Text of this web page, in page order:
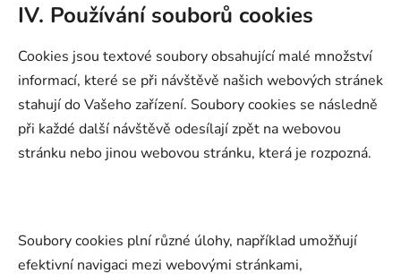
IV. Používání souborů cookies
Cookies jsou textové soubory obsahující malé množství
informací, které se při návštěvě našich webových stránek
stahují do Vašeho zařízení. Soubory cookies se následně
při každé další návštěvě odesílají zpět na webovou
stránku nebo jinou webovou stránku, která je rozpozná.
Soubory cookies plní různé úlohy, například umožňují
efektivní navigaci mezi webovými stránkami,